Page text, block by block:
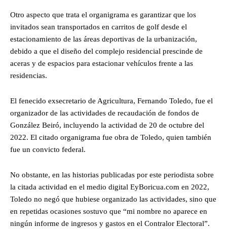
Otro aspecto que trata el organigrama es garantizar que los
invitados sean transportados en carritos de golf desde el
estacionamiento de las áreas deportivas de la urbanización,
debido a que el diseño del complejo residencial prescinde de
aceras y de espacios para estacionar vehículos frente a las
residencias.
El fenecido exsecretario de Agricultura, Fernando Toledo, fue el
organizador de las actividades de recaudación de fondos de
González Beiró, incluyendo la actividad de 20 de octubre del
2022. El citado organigrama fue obra de Toledo, quien también
fue un convicto federal.
No obstante, en las historias publicadas por este periodista sobre
la citada actividad en el medio digital EyBoricua.com en 2022,
Toledo no negó que hubiese organizado las actividades, sino que
en repetidas ocasiones sostuvo que “mi nombre no aparece en
ningún informe de ingresos y gastos en el Contralor Electoral”.